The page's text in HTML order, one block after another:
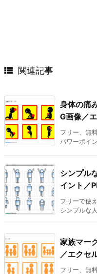
 関連記事
身体の痛
G画像／
フリー、無
パワーポイ
シンプル
イント／
フリーで使
シンプルな
家族マー
／エクセ
フリー、無